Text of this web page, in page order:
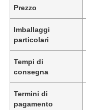
Prezzo
Imballaggi
particolari
Tempi di
consegna
Termini di
pagamento